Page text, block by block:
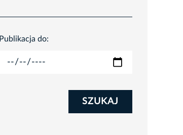
Publikacja do:
SZUKAJ